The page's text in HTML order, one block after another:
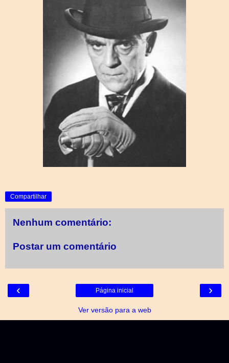
Compartilhar
Nenhum comentário:
Postar um comentário
‹ ›
Página inicial
Ver versão para a web